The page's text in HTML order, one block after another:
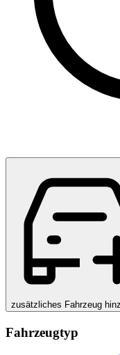
zusätzliches Fahrzeug
Fahrzeugtyp